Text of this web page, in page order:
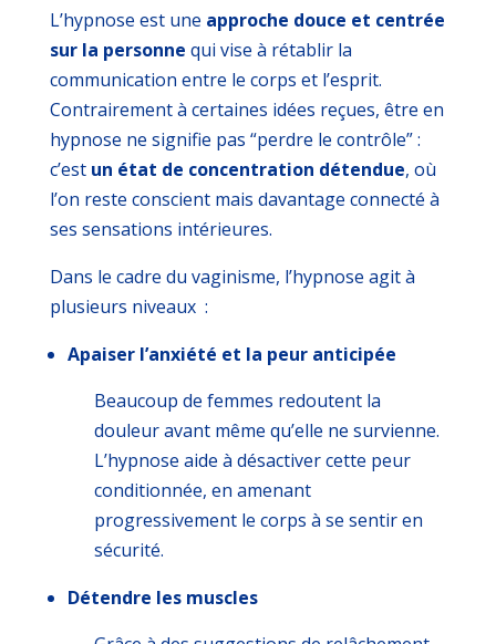
L’hypnose est une approche douce et centrée
sur la personne qui vise à rétablir la
communication entre le corps et l’esprit.
Contrairement à certaines idées reçues, être en
hypnose ne signifie pas “perdre le contrôle” :
c’est un état de concentration détendue, où
l’on reste conscient mais davantage connecté à
ses sensations intérieures.
Dans le cadre du vaginisme, l’hypnose agit à
plusieurs niveaux :
Apaiser l’anxiété et la peur anticipée
Beaucoup de femmes redoutent la
douleur avant même qu’elle ne survienne.
L’hypnose aide à désactiver cette peur
conditionnée, en amenant
progressivement le corps à se sentir en
sécurité.
Détendre les muscles